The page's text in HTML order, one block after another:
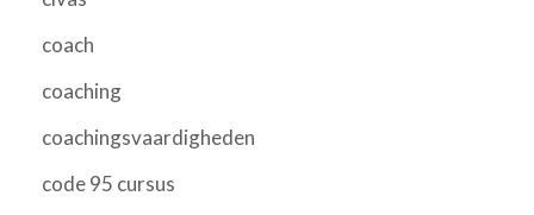
coach
coaching
coachingsvaardigheden
code 95 cursus